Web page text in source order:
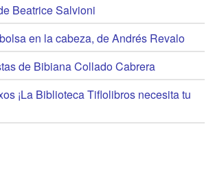
Beatrice Salvioni
en la cabeza, de Andrés Revalo
de Bibiana Collado Cabrera
¡La Biblioteca Tiflolibros necesita tu